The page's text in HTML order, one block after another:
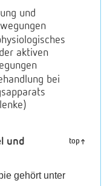
und
aktiven
bei
und
top
gehört unter